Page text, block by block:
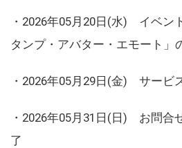
・2026年05月20日(水) イベン
タンプ・アバター・エモート」
・2026年05月29日(金) サービ
・2026年05月31日(日) お問合
了